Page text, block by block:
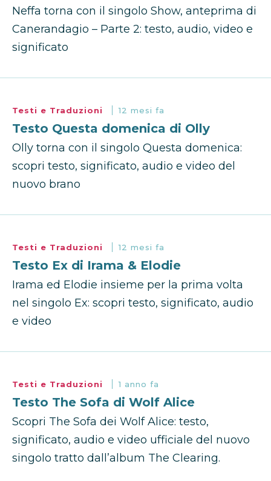
Neffa torna con il singolo Show, anteprima di
Canerandagio – Parte 2: testo, audio, video e
significato
Testi e Traduzioni 12 mesi fa
Testo Questa domenica di Olly
Olly torna con il singolo Questa domenica:
scopri testo, significato, audio e video del
nuovo brano
Testi e Traduzioni 12 mesi fa
Testo Ex di Irama & Elodie
Irama ed Elodie insieme per la prima volta
nel singolo Ex: scopri testo, significato, audio
e video
Testi e Traduzioni 1 anno fa
Testo The Sofa di Wolf Alice
Scopri The Sofa dei Wolf Alice: testo,
significato, audio e video ufficiale del nuovo
singolo tratto dall’album The Clearing.